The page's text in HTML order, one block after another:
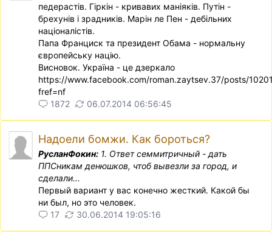
педерастiв. Гiркiн - кривавих манiякiв. Путiн -
брехунiв i зрадникiв. Марiн ле Пен - дебiльних
нацiоналiстiв.
Папа Франциск та президент Обама - нормальну
європейську нацiю.
Висновок. Україна - це дзеркало
https://www.facebook.com/roman.zaytsev.37/posts/
fref=nf
1872
06.07.2014 06:56:45
Надоели бомжи. Как бороться?
РусланФокин: 1. Ответ семмитричный - дать
ППСникам денюшков, чтоб вывезли за город, и
сделали...
Первый вариант у вас конечно жесткий. Какой бы
ни был, но это человек.
17
30.06.2014 19:05:16